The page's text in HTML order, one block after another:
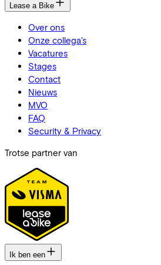
Lease a Bike
Over ons
Onze collega's
Vacatures
Stages
Contact
Nieuws
MVO
FAQ
Security & Privacy
Trotse partner van
Ik ben een